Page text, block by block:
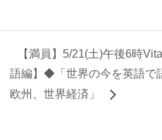
【満員】5/21(土)午後6時
語編】◆「世界の今を英語で
欧州、世界経済」